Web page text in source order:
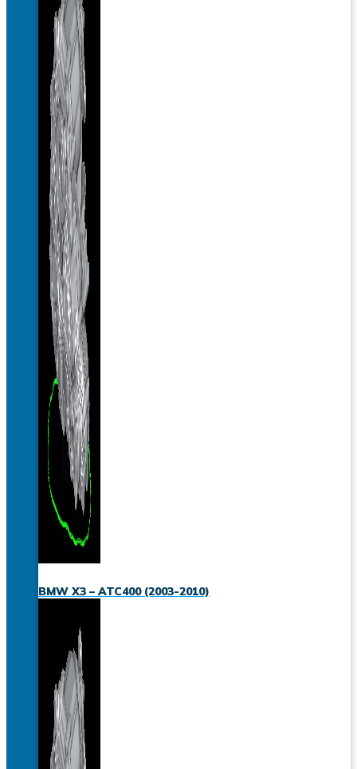
BMW X3 – ATC400 (2003-2010)